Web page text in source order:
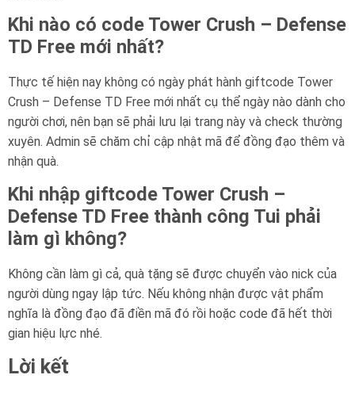
Khi nào có code Tower Crush – Defense
TD Free mới nhất?
Thực tế hiện nay không có ngày phát hành giftcode Tower
Crush – Defense TD Free mới nhất cụ thể ngày nào dành cho
người chơi, nên bạn sẽ phải lưu lại trang này và check thường
xuyên. Admin sẽ chăm chỉ cập nhật mã để đồng đạo thêm và
nhận quà.
Khi nhập giftcode Tower Crush –
Defense TD Free thành công Tui phải
làm gì không?
Không cần làm gì cả, quà tặng sẽ được chuyển vào nick của
người dùng ngay lập tức. Nếu không nhận được vật phẩm
nghĩa là đồng đạo đã điền mã đó rồi hoặc code đã hết thời
gian hiệu lực nhé.
Lời kết